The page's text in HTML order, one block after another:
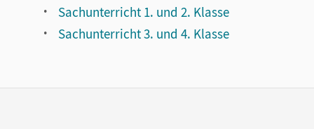
Sachunterricht 1. und 2. Klasse
Sachunterricht 3. und 4. Klasse